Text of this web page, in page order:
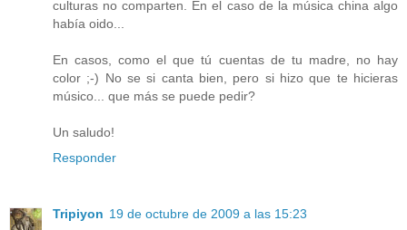
culturas no comparten. En el caso de la música china algo
había oido...
En casos, como el que tú cuentas de tu madre, no hay
color ;-) No se si canta bien, pero si hizo que te hicieras
músico... que más se puede pedir?
Un saludo!
Responder
Tripiyon 19 de octubre de 2009 a las 15:23